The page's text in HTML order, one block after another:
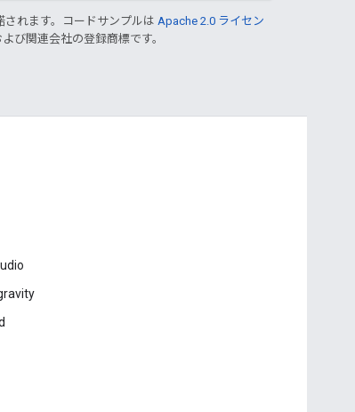
されます。コードサンプルは Apache 2.0 ライセン
び関連会社の登録商標です。